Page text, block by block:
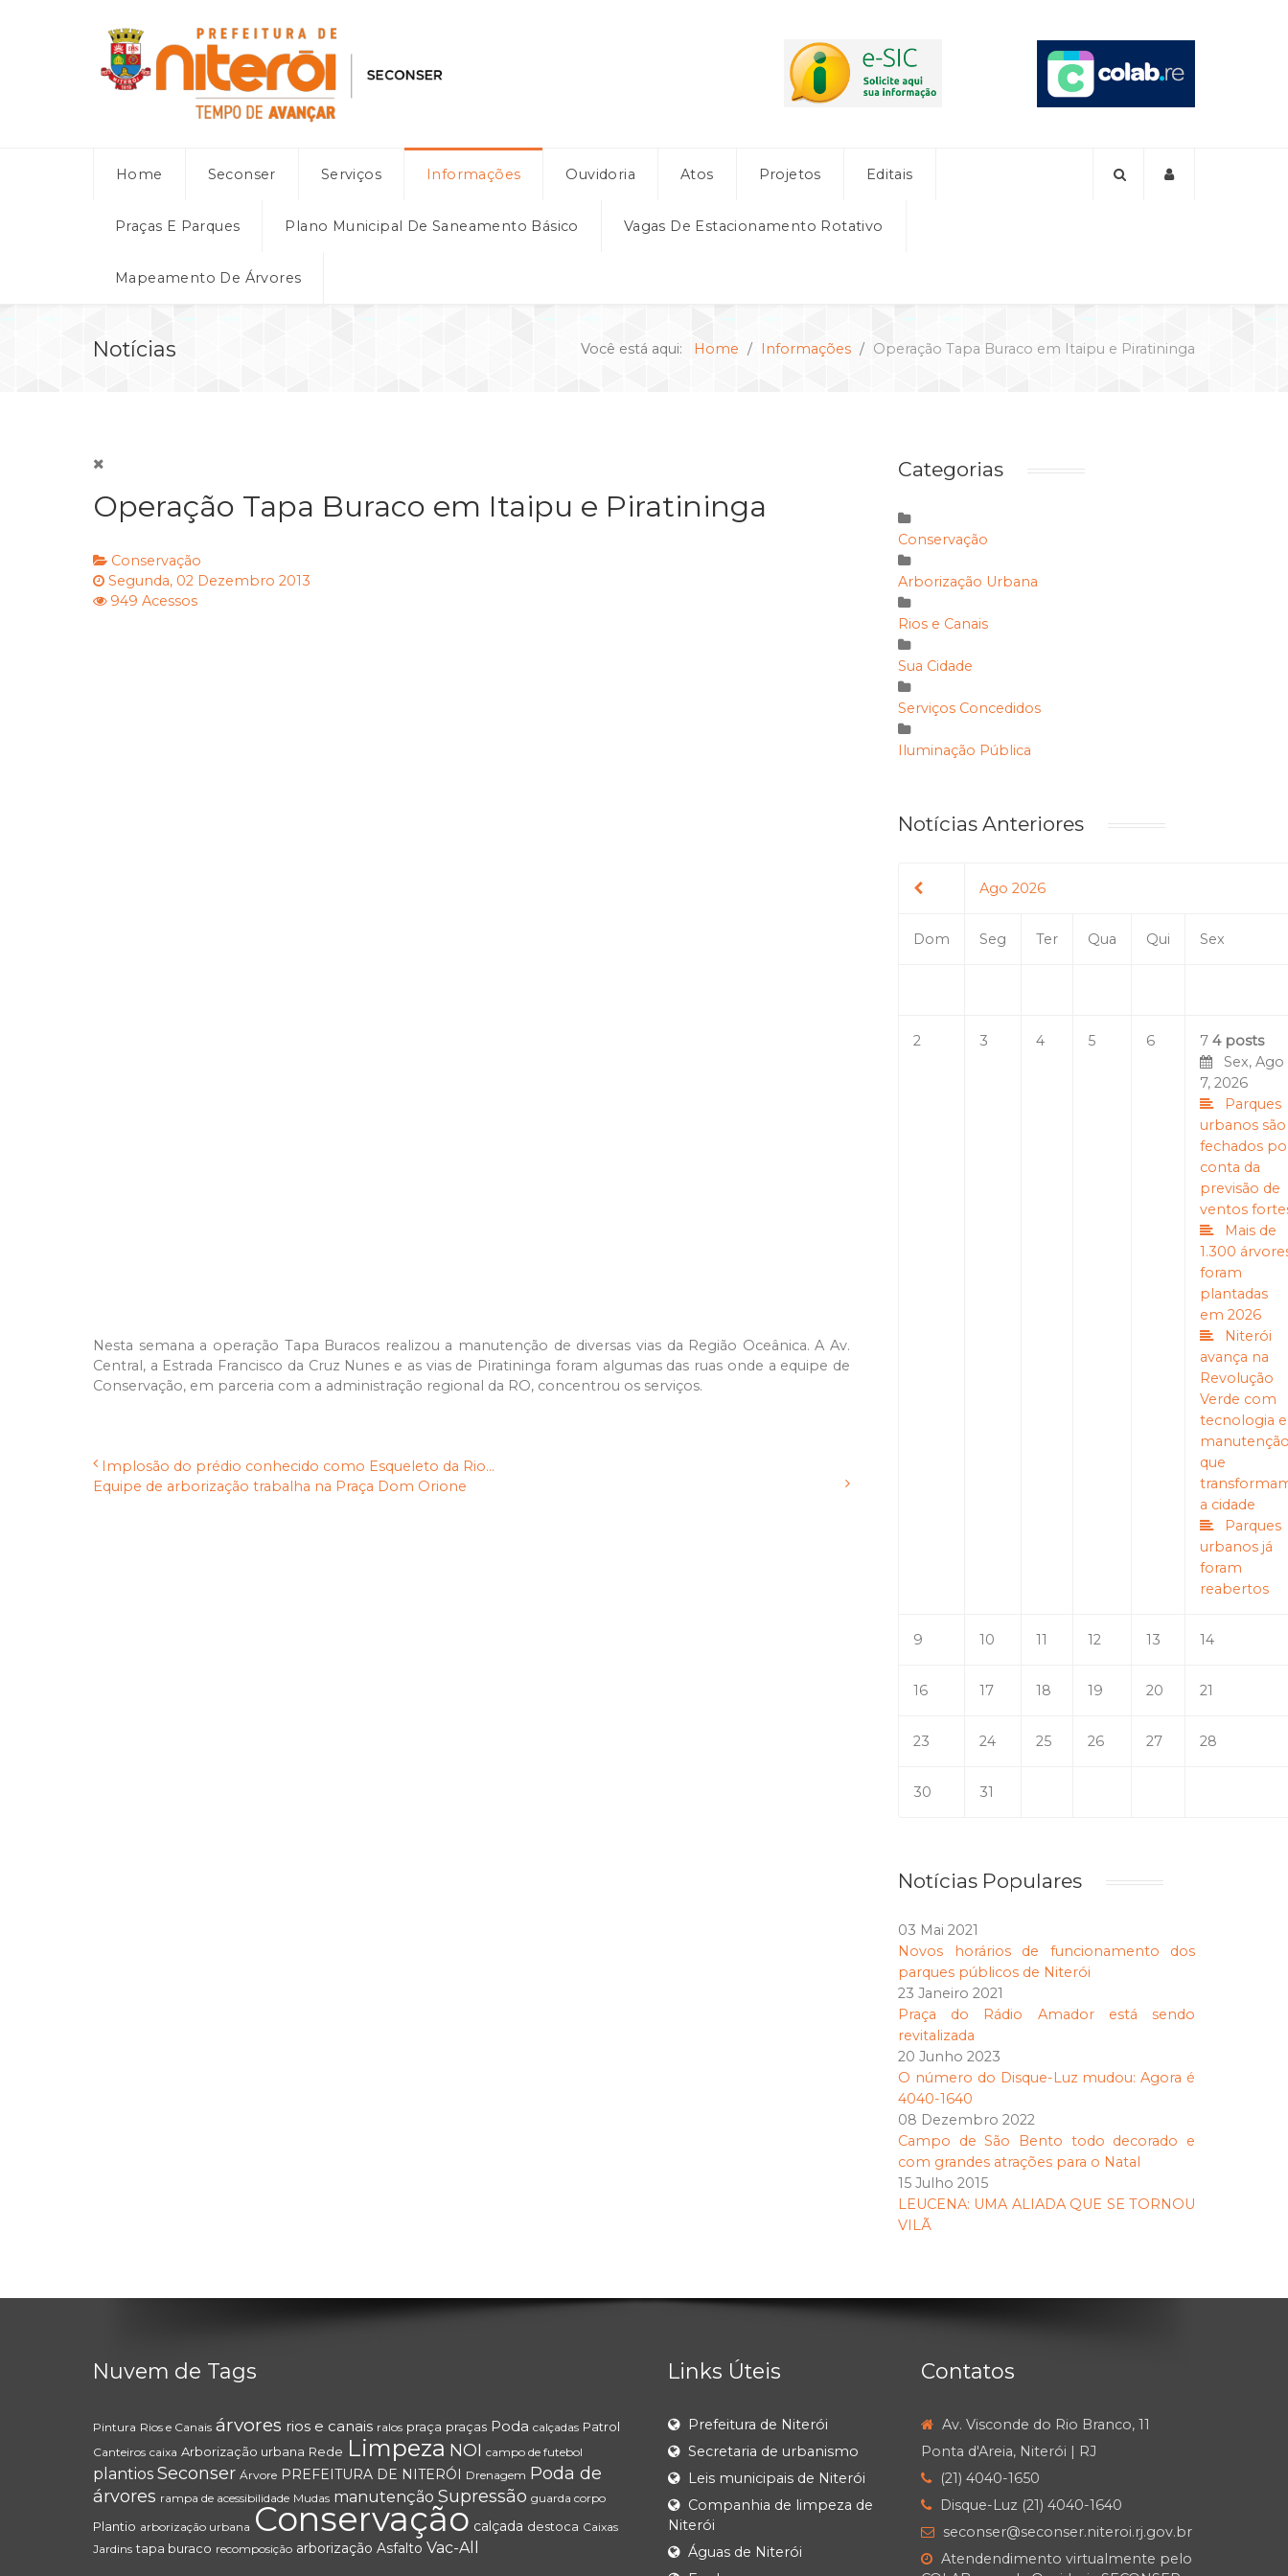
Home Seconser Serviços Informações Ouvidoria Atos Projetos Editais
Praças E Parques Plano Municipal De Saneamento Básico Vagas De Estacionamento Rotativo
Mapeamento De Árvores
Notícias Você está aqui: Home Informações Operação Tapa Buraco em Itaipu e Piratininga
Operação Tapa Buraco em Itaipu e Piratininga
Conservação
Segunda, 02 Dezembro 2013
949 Acessos
Nesta semana a operação Tapa Buracos realizou a manutenção de diversas vias da Região Oceânica. A Av.
Central, a Estrada Francisco da Cruz Nunes e as vias de Piratininga foram algumas das ruas onde a equipe de
Conservação, em parceria com a administração regional da RO, concentrou os serviços.
Implosão do prédio conhecido como Esqueleto da Rio...
Equipe de arborização trabalha na Praça Dom Orione
Categorias
Conservação
Arborização Urbana
Rios e Canais
Sua Cidade
Serviços Concedidos
Iluminação Pública
Notícias Anteriores
Ago 2026
Dom Seg Ter Qua Qui Sex
2 3 4 5 6 7 4 posts
Sex, Ago
7, 2026
Parques
urbanos são
fechados
conta da
previsão de
ventos
Mais de
1.300
foram
plantadas
em 2026
Niterói
avança na
Revolução
Verde com
tecnologia e
que
a cidade
Parques
urbanos já
foram
reabertos
9 10 11 12 13 14
16 17 18 19 20 21
23 24 25 26 27 28
30 31
Notícias Populares
03 Mai 2021
Novos horários de funcionamento dos
parques públicos de Niterói
23 Janeiro 2021
Praça do Rádio Amador está sendo
revitalizada
20 Junho 2023
O número do Disque-Luz mudou: Agora é
4040-1640
08 Dezembro 2022
Campo de São Bento todo decorado e
com grandes atrações para o Natal
15 Julho 2015
LEUCENA: UMA ALIADA QUE SE TORNOU
VILÃ
Nuvem de Tags
Pintura Rios e Canais árvores rios e canais ralos praça praças Poda calçadas Patrol
Canteiros caixa Arborização urbana Rede Limpeza NOI campo de futebol
plantios Seconser Árvore PREFEITURA DE NITERÓI Drenagem Poda de
árvores rampa de acessibilidade Mudas manutenção Supressão guarda corpo
Plantio arborização urbana Conservação calçada destoca Caixas
Jardins tapa buraco recomposição arborização Asfalto Vac-All
Links Úteis
Prefeitura de Niterói
Secretaria de urbanismo
Leis municipais de Niterói
Companhia de limpeza de
Niterói
Águas de Niterói
Contatos
Av. Visconde do Rio Branco, 11
Ponta d'Areia, Niterói | RJ
(21) 4040-1650
Disque-Luz (21) 4040-1640
seconser@seconser.niteroi.rj.gov.br
Atendendimento virtualmente pelo